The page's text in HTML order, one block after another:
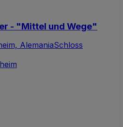
- "Mittel und Wege"
AlemaniaSchloss